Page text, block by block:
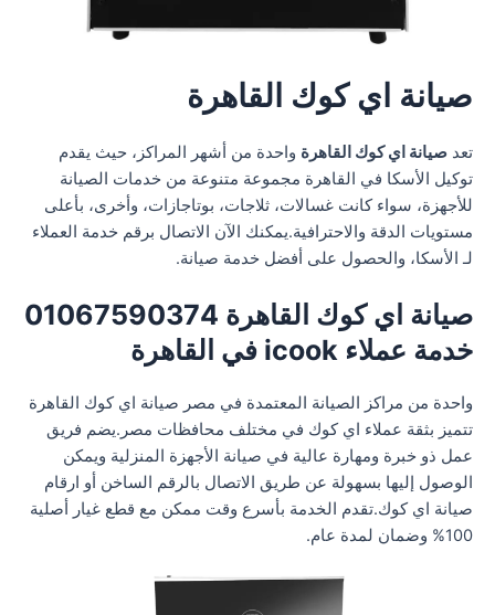
صيانة اي كوك القاهرة
تعد صيانة اي كوك القاهرة واحدة من أشهر المراكز، حيث يقدم
توكيل الأسكا في القاهرة مجموعة متنوعة من خدمات الصيانة
للأجهزة، سواء كانت غسالات، ثلاجات، بوتاجازات، وأخرى، بأعلى
مستويات الدقة والاحترافية.يمكنك الآن الاتصال برقم خدمة العملاء
لـ الأسكا، والحصول على أفضل خدمة صيانة.
صيانة اي كوك القاهرة 01067590374
خدمة عملاء icook في القاهرة
واحدة من مراكز الصيانة المعتمدة في مصر صيانة اي كوك القاهرة
تتميز بثقة عملاء اي كوك في مختلف محافظات مصر.يضم فريق
عمل ذو خبرة ومهارة عالية في صيانة الأجهزة المنزلية ويمكن
الوصول إليها بسهولة عن طريق الاتصال بالرقم الساخن أو ارقام
صيانة اي كوك.تقدم الخدمة بأسرع وقت ممكن مع قطع غيار أصلية
100% وضمان لمدة عام.